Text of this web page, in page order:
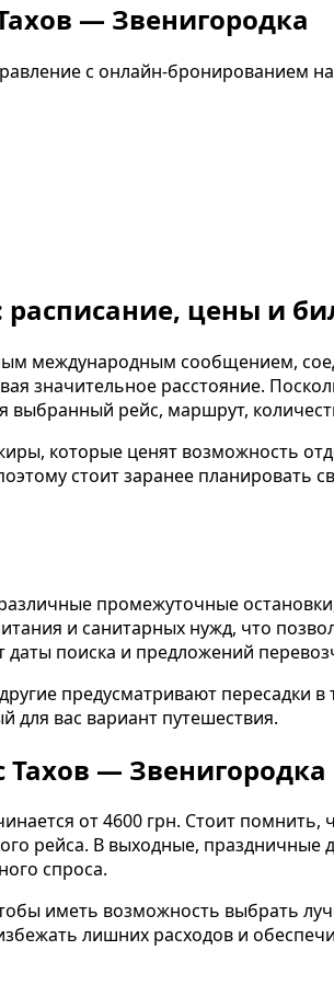
— Звенигородка
с онлайн-бронированием
расписание, цены и
международным сообщением,
значительное расстояние.
выбранный рейс, маршрут,
которые ценят возможность
стоит заранее
промежуточные
и санитарных нужд, что
даты поиска и предложений
предусматривают пересадки
вас вариант путешествия.
Тахов — Звенигородка
от 4600 грн. Стоит
рейса. В выходные,
спроса.
иметь возможность выбрать
лишних расходов и